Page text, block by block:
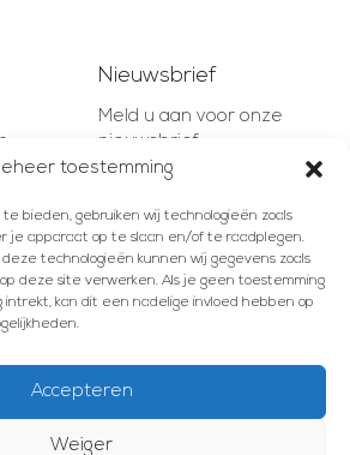
toestemming
bieden, gebruiken wij technologieën zoals
je apparaat op te slaan en/of te raadplegen.
technologieën kunnen wij gegevens zoals
deze site verwerken. Als je geen toestemming
kan dit een nadelige invloed hebben op
Accepteren
Weiger
Nieuwsbrief
Meld u aan voor onze
nieuwsbrief
AANMELDEN
nieuwsbrief!